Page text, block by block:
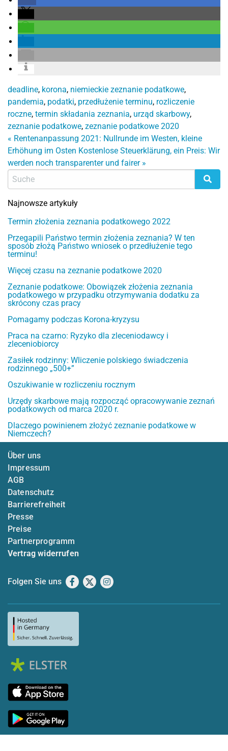
deadline, korona, niemieckie zeznanie podatkowe,
pandemia, podatki, przedłużenie terminu, rozliczenie
roczne, termin składania zeznania, urząd skarbowy,
zeznanie podatkowe, zeznanie podatkowe 2020
« Rentenanpassung 2021: Nullrunde im Westen, kleine
Erhöhung im Osten Kostenlose Steuerklärung, ein Preis: Wir
werden noch transparenter und fairer »
Najnowsze artykuły
Termin złożenia zeznania podatkowego 2022
Przegapili Państwo termin złożenia zeznania? W ten
sposób złożą Państwo wniosek o przedłużenie tego
terminu!
Więcej czasu na zeznanie podatkowe 2020
Zeznanie podatkowe: Obowiązek złożenia zeznania
podatkowego w przypadku otrzymywania dodatku za
skrócony czas pracy
Pomagamy podczas Korona-kryzysu
Praca na czarno: Ryzyko dla zleceniodawcy i
zleceniobiorcy
Zasiłek rodzinny: Wliczenie polskiego świadczenia
rodzinnego „500+”
Oszukiwanie w rozliczeniu rocznym
Urzędy skarbowe mają rozpocząć opracowywanie zeznań
podatkowych od marca 2020 r.
Dlaczego powinienem złożyć zeznanie podatkowe w
Niemczech?
Über uns
Impressum
AGB
Datenschutz
Barrierefreiheit
Presse
Preise
Partnerprogramm
Vertrag widerrufen
Folgen Sie uns Facebook
X Instagram